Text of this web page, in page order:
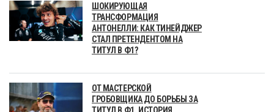
ШОКИРУЮЩАЯ
ТРАНСФОРМАЦИЯ
АНТОНЕЛЛИ: КАК ТИНЕЙДЖЕР
СТАЛ ПРЕТЕНДЕНТОМ НА
ТИТУЛ В Ф1?
ОТ МАСТЕРСКОЙ
ГРОБОВЩИКА ДО БОРЬБЫ ЗА
ТИТУЛ В Ф1. ИСТОРИЯ